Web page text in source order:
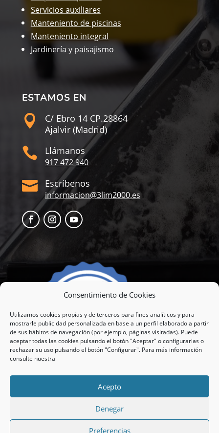
Consentimiento de Cookies
Utilizamos cookies propias y de terceros para fines analíticos y para
mostrarle publicidad personalizada en base a un perfil elaborado a partir
de sus hábitos de navegación (por ejemplo, páginas visitadas). Puede
aceptar todas las cookies pulsando el botón "Aceptar" o configurarlas o
rechazar su uso pulsando el botón "Configurar". Para más información
consulte nuestra
Acepto
Denegar
Preferencias
Servicios auxiliares
Manteniento de piscinas
Manteniento integral
Jardinería y paisajismo
ESTAMOS EN

C/ Ebro 14 CP.28864
Ajalvir (Madrid)
 Llámanos
917 472 940
 Escríbenos
informacion@3lim2000.es
Aviso Legal
Política de Privacidad